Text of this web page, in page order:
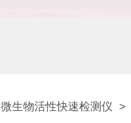
微生物活性快速检测仪 >